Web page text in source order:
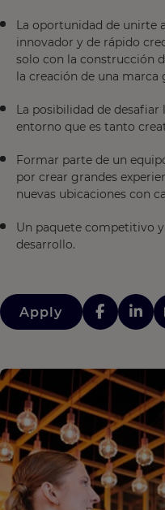
La oportunidad de unirte
innovador y de rápido
solo con la construcción
la creación de una marca
La posibilidad de
entorno que es tanto
Formar parte de un
por crear grandes
nuevas ubicaciones con
Un paquete competitivo
desarrollo.
Apply